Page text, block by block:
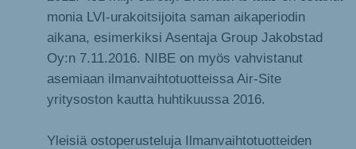
monia LVI-urakoitsijoita saman aikaperiodin
aikana, esimerkiksi Asentaja Group Jakobstad
Oy:n 7.11.2016. NIBE on myös vahvistanut
asemiaan ilmanvaihtotuotteissa Air-Site
yritysoston kautta huhtikuussa 2016.
Yleisiä ostoperusteluja Ilmanvaihtotuotteiden